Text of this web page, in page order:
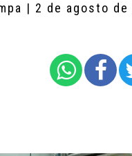
| 2 de agosto de